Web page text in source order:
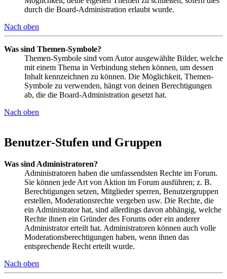
durch die Board-Administration erlaubt wurde.
Nach oben
Was sind Themen-Symbole?
Themen-Symbole sind vom Autor ausgewählte Bilder, welche
mit einem Thema in Verbindung stehen können, um dessen
Inhalt kennzeichnen zu können. Die Möglichkeit, Themen-
Symbole zu verwenden, hängt von deinen Berechtigungen
ab, die die Board-Administration gesetzt hat.
Nach oben
Benutzer-Stufen und Gruppen
Was sind Administratoren?
Administratoren haben die umfassendsten Rechte im Forum.
Sie können jede Art von Aktion im Forum ausführen; z. B.
Berechtigungen setzen, Mitglieder sperren, Benutzergruppen
erstellen, Moderationsrechte vergeben usw. Die Rechte, die
ein Administrator hat, sind allerdings davon abhängig, welche
Rechte ihnen ein Gründer des Forums oder ein anderer
Administrator erteilt hat. Administratoren können auch volle
Moderationsberechtigungen haben, wenn ihnen das
entsprechende Recht erteilt wurde.
Nach oben